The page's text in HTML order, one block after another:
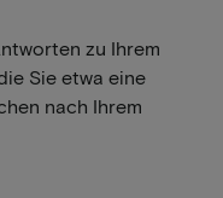
zu Ihrem
Sie etwa eine
nach Ihrem